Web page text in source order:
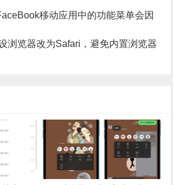
移动应用中的功能菜单会因
浏览器改为Safari，避免内置浏览器